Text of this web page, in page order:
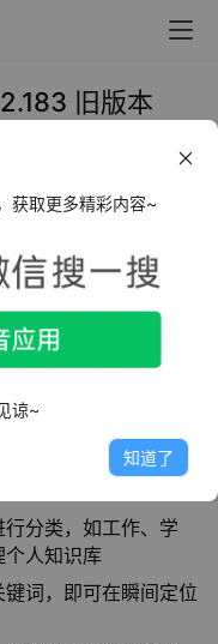
旧版本
笔记软件，凭借其丰
的首选。无论你是在
网络，就能轻松访问
分类，如工作、学
个人知识库
词，即可在瞬间定位
获取更多精彩内容~
谅~
知道了